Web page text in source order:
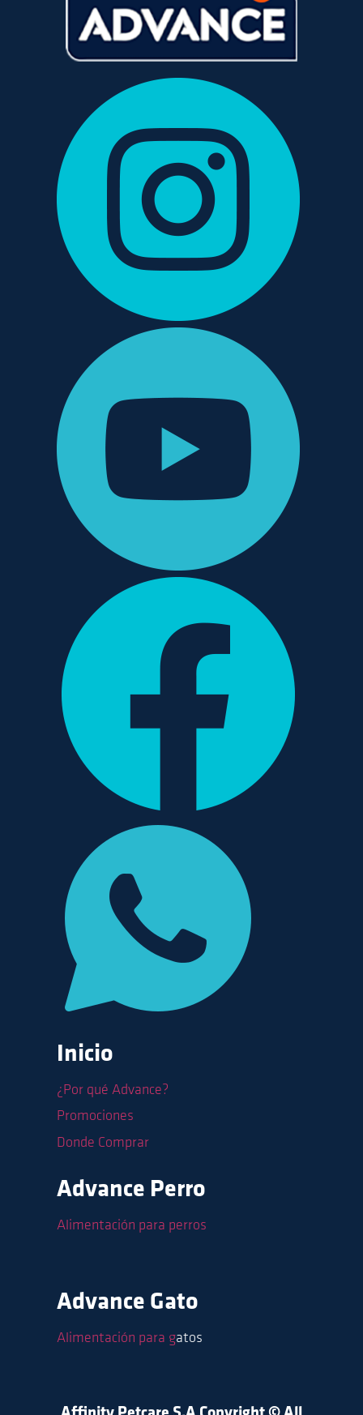
Inicio
¿Por qué Advance?
Promociones
Donde Comprar
Advance Perro
Alimentación para perros
Advance Gato
Alimentación para gatos